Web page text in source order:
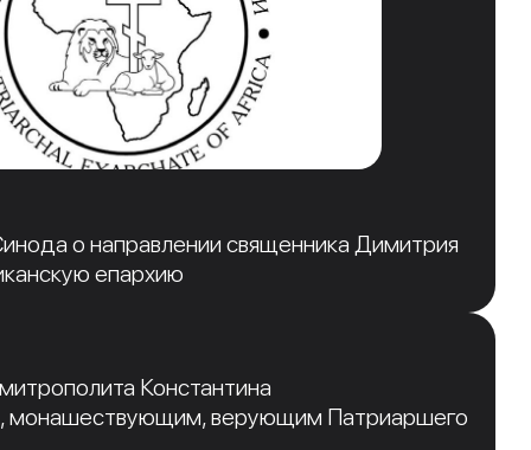
о направлении священника Димитрия
епархию
Константина
монашествующим, верующим Патриаршего